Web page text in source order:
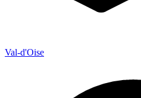
Val-d'Oise